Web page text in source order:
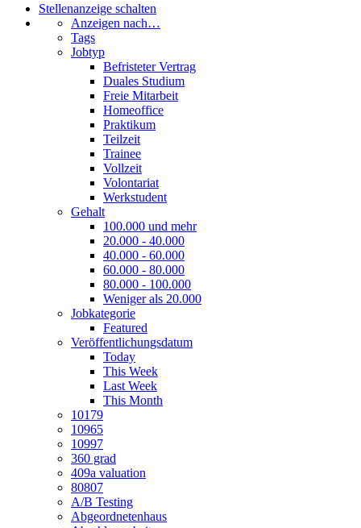
Stellenanzeige schalten
Anzeigen nach…
Tags
Jobtyp
Befristeter Vertrag
Duales Studium
Freie Mitarbeit
Homeoffice
Praktikum
Teilzeit
Trainee
Vollzeit
Volontariat
Werkstudent
Gehalt
100.000 und mehr
20.000 - 40.000
40.000 - 60.000
60.000 - 80.000
80.000 - 100.000
Weniger als 20.000
Jobkategorie
Featured
Veröffentlichungsdatum
Today
This Week
Last Week
This Month
10179
10965
10997
360 grad
409a valuation
80807
A/B Testing
Abgeordnetenhaus